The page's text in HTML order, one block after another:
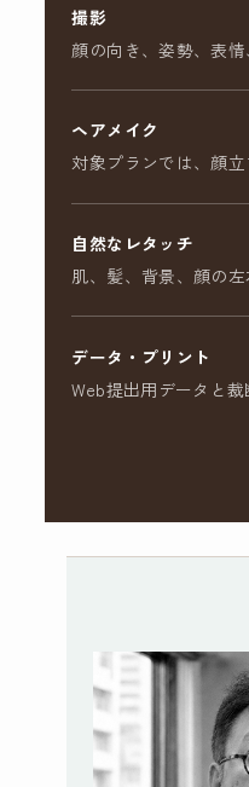
撮影
顔の向き、姿勢、表情
ヘアメイク
対象プランでは、顔立
自然なレタッチ
肌、髪、背景、顔の
データ・プリント
Web提出用データと裁